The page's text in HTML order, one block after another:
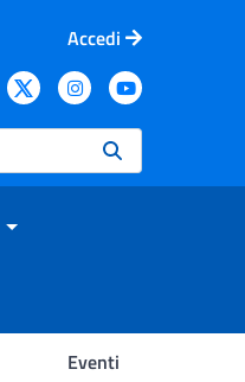
Accedi
Eventi